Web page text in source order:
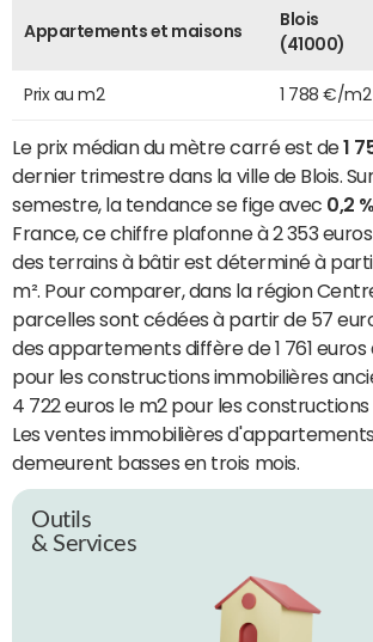
Appartements et maisons
Blois
(41000)
Prix au m2 1 788 €/m2
Le prix médian du mètre carré est de1
dernier trimestre dans la ville de Blois.
semestre, la tendance se fige avec 0,2 %
France, ce chiffre plafonne à 2 353 euros
des terrains à bâtir est déterminé à
m². Pour comparer, dans la région
parcelles sont cédées à partir de 57
des appartements diffère de 1 761
pour les constructions immobilières
4 722 euros le m2 pour les constructions
Les ventes immobilières
demeurent basses en trois mois.
Outils
& Services